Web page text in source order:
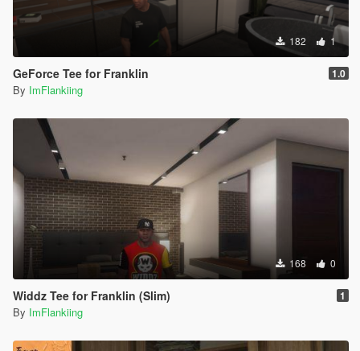
182 1
GeForce Tee for Franklin 1.0
By ImFlankiing
168 0
Widdz Tee for Franklin (Slim) 1
By ImFlankiing